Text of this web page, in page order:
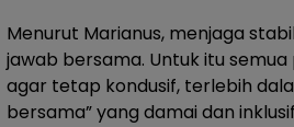
Menurut Marianus, menjaga
jawab bersama. Untuk itu
agar tetap kondusif, terlebih
bersama” yang damai dan